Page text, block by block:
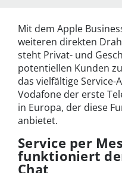
Mit dem Apple
weiteren direkten
steht Privat- und
potentiellen Kunden
das vielfältige
Vodafone der erste
in Europa, der diese
anbietet.
Service per
funktioniert
Chat